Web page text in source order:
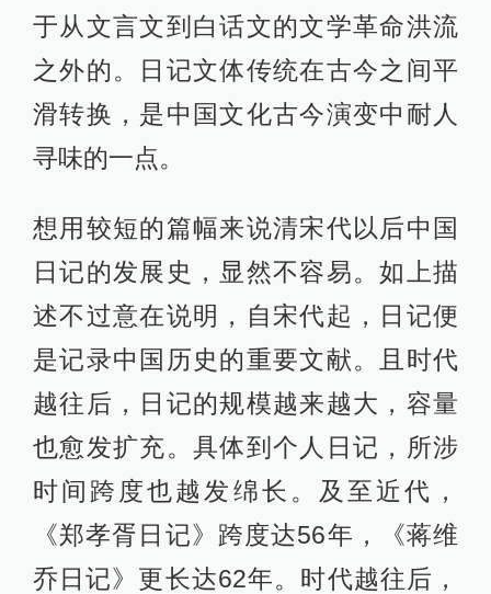
于从文言文到白话文的文学革命洪流
之外的。日记文体传统在古今之间平
滑转换，是中国文化古今演变中耐人
寻味的一点。
想用较短的篇幅来说清宋代以后中国
日记的发展史，显然不容易。如上描
述不过意在说明，自宋代起，日记便
是记录中国历史的重要文献。且时代
越往后，日记的规模越来越大，容量
也愈发扩充。具体到个人日记，所涉
时间跨度也越发绵长。及至近代，
《郑孝胥日记》跨度达56年，《蒋维
乔日记》更长达62年。时代越往后，